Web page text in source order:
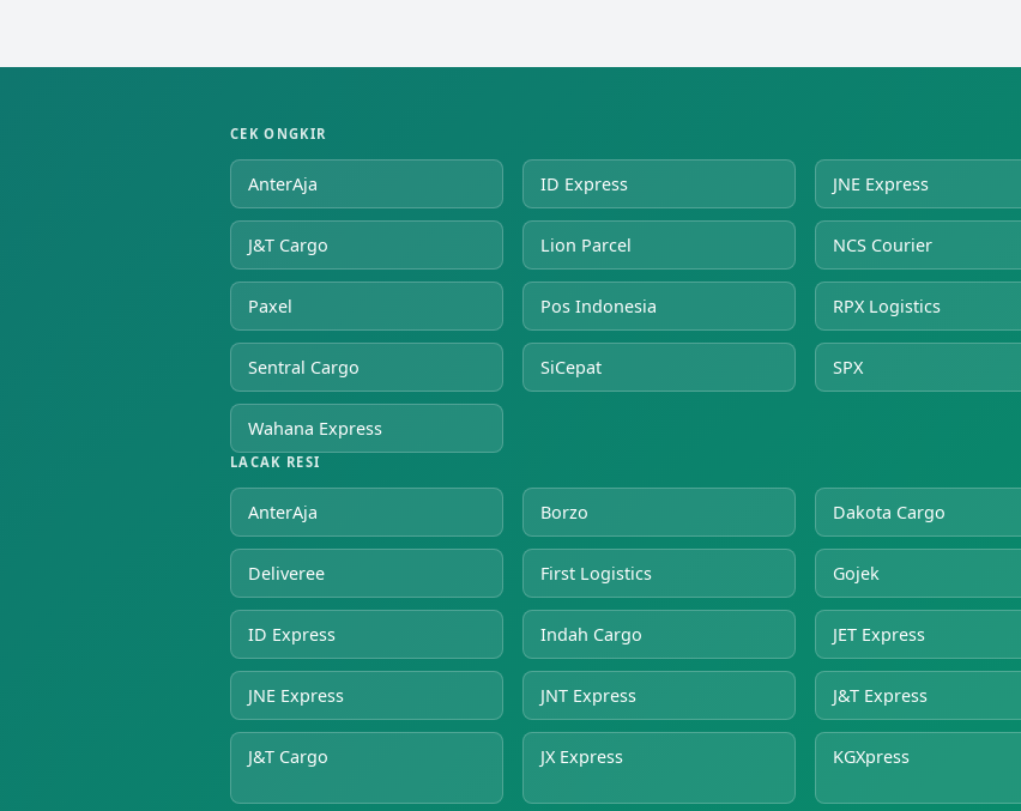
CEK ONGKIR
AnterAja ID Express JNE Express
J&T Cargo Lion Parcel NCS Courier
Paxel Pos Indonesia RPX Logistics
Sentral Cargo SiCepat SPX
Wahana Express
LACAK RESI
AnterAja Borzo Dakota Cargo
Deliveree First Logistics Gojek
ID Express Indah Cargo JET Express
JNE Express JNT Express J&T Express
J&T Cargo JX Express KGXpress